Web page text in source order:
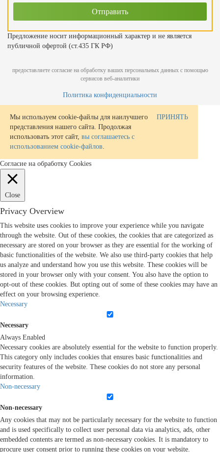
Предложение носит информационный характер и не является
публичной офертой (ст.435 ГК РФ)
предоставляете согласие на обработку ваших персональных данных с помощью
сервисов веб-аналитики
Политика конфиденциальности
Мы используем cookie-файлы для наилучшего
представления нашего сайта. Продолжая
использовать этот сайт, вы соглашаетесь с
использованием cookie-файлов.
ПРИНЯТЬ
Согласие на обработку Cookies
Close
Privacy Overview
This website uses cookies to improve your experience while you navigate
through the website. Out of these cookies, the cookies that are categorized as
necessary are stored on your browser as they are essential for the working of
basic functionalities of the website. We also use third-party cookies that help
us analyze and understand how you use this website. These cookies will be
stored in your browser only with your consent. You also have the option to
opt-out of these cookies. But opting out of some of these cookies may have an
effect on your browsing experience.
Necessary
Necessary
Always Enabled
Necessary cookies are absolutely essential for the website to function properly.
This category only includes cookies that ensures basic functionalities and
security features of the website. These cookies do not store any personal
information.
Non-necessary
Non-necessary
Any cookies that may not be particularly necessary for the website to function
and is used specifically to collect user personal data via analytics, ads, other
embedded contents are termed as non-necessary cookies. It is mandatory to
procure user consent prior to running these cookies on your website.